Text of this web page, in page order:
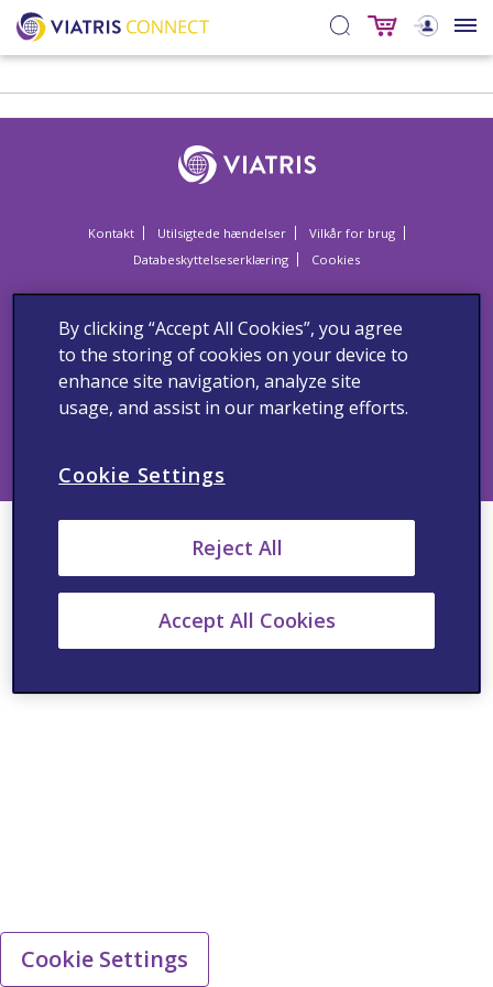
Kontakt Utilsigtede hændelser
Vilkår for brug
Databeskyttelseserklæring
Cookies
Dette website er til sundhedspersonale i Danmark.
Sundhedspersoner anmodes om at indberette alle formodede
bivirkninger og utilsigtede hændelser om vores produkter til Viatris
Danmark via:
Lægemiddelstyrelsen
Axel Heides Gade 1
Cookie Settings
By clicking “Accept All Cookies”, you agree
to the storing of cookies on your device to
enhance site navigation, analyze site
usage, and assist in our marketing efforts.
Cookie Settings
Reject All
Accept All Cookies